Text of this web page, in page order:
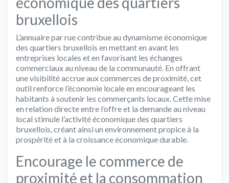
bruxellois
L’annuaire par rue contribue au dynamisme économique
des quartiers bruxellois en mettant en avant les
entreprises locales et en favorisant les échanges
commerciaux au niveau de la communauté. En offrant
une visibilité accrue aux commerces de proximité, cet
outil renforce l’économie locale en encourageant les
habitants à soutenir les commerçants locaux. Cette mise
en relation directe entre l’offre et la demande au niveau
local stimule l’activité économique des quartiers
bruxellois, créant ainsi un environnement propice à la
prospérité et à la croissance économique durable.
Encourage le commerce de
proximité et la consommation